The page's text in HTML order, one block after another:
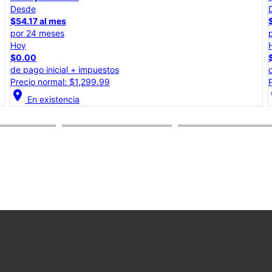
Desde
$45.84 al mes
por 24 meses
Hoy
$0.00
de pago inicial + impuestos
Precio normal: $1,099.99
location_on En existencia